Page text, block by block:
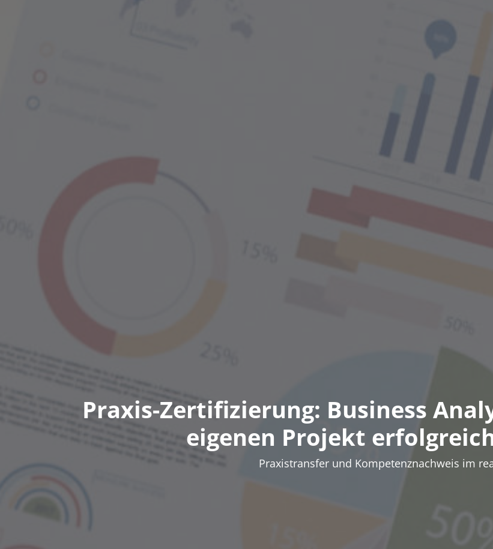
Praxis-Zertifizierung: Business
eigenen Projekt
Praxistransfer und Kompetenznachweis im